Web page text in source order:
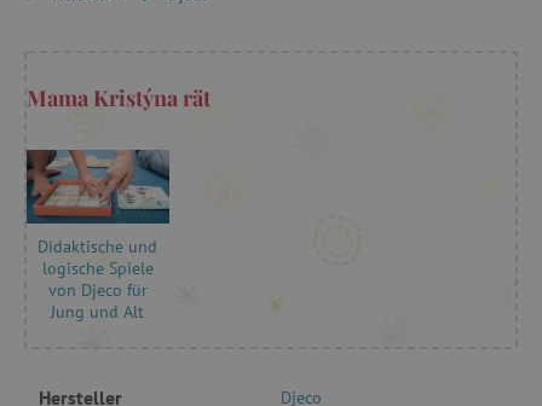
Mama Kristýna rät
Didaktische und
logische Spiele
von Djeco für
Jung und Alt
Hersteller Djeco
Unbedingt erforderliche Cookies ermöglichen
Benutzeranmeldung und die Kontoverwaltung.
Ohne die unbedingt erforderlichen Cookies
kann die Website nicht ordnungsgemäß
verwendet werden.